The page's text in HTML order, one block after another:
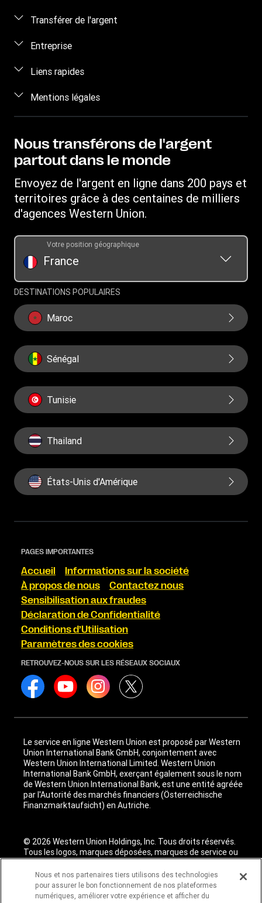
Transférer de l'argent
Envoyer de l’argent
Suivre un transfert
Points de vente
Télécharger l’application
Convertisseur de devises
Swift/BIC
Entreprise
À propos de nous
Carrières
Relations avec les investisseurs
Fondation WU
Liens rapides
Se connecter / S’inscrire
Devenir agent
Demande de Droits Individuels
Programme - Parrainer un ami
Rechargez leur forfait mobile
Mentions légales
Déclaration de Confidentialité
Conditions d’Utilisation
Conditions générales du programme de récompenses
Nous transférons de l'argent
partout dans le monde
Envoyez de l'argent en ligne dans 200 pays et
territoires grâce à des centaines de milliers
d'agences Western Union.
France
Votre position géographique
DESTINATIONS POPULAIRES
Maroc
Sénégal
Tunisie
Thailand
États-Unis d'Amérique
PAGES IMPORTANTES
Accueil
Informations sur la société
À propos de nous
Contactez nous
Sensibilisation aux fraudes
Déclaration de Confidentialité
Conditions d’Utilisation
Paramètres des cookies
RETROUVEZ-NOUS SUR LES RÉSEAUX SOCIAUX
Le service en ligne Western Union est proposé par Western
Union International Bank GmbH, conjointement avec
Western Union International Limited. Western Union
International Bank GmbH, exerçant également sous le nom
de Western Union International Bank, est une entité agréée
par l'Autorité des marchés financiers (Österreichische
Finanzmarktaufsicht) en Autriche.
© 2026 Western Union Holdings, Inc. Tous droits réservés.
Tous les logos, marques déposées, marques de service ou
dénominations commerciales mentionnés ici sont la
propriété de leurs titulaires respectifs.
Nous et nos partenaires tiers utilisons des technologies
pour assurer le bon fonctionnement de nos plateformes
numériques, améliorer votre expérience et afficher du